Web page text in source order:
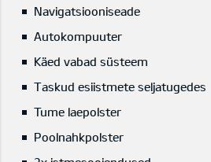
Navigatsiooniseade
Autokompuuter
Käed vabad süsteem
Taskud esiistmete seljatugedes
Tume laepolster
Poolnahkpolster